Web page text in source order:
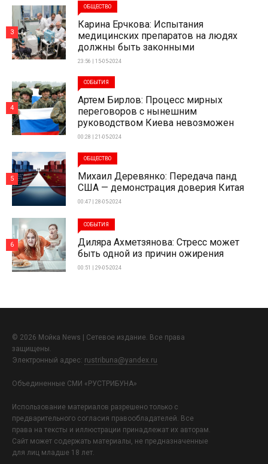
ОБЩЕСТВО
Карина Ерчкова: Испытания
медицинских препаратов на людях
должны быть законными
23:56 | 15-05-2024
3
СОБЫТИЯ
Артем Бирлов: Процесс мирных
переговоров с нынешним
руководством Киева невозможен
00:28 | 21-05-2024
4
ОБЩЕСТВО
Михаил Деревянко: Передача панд
США — демонстрация доверия Китая
00:47 | 28-05-2024
5
СОБЫТИЯ
Диляра Ахметзянова: Стресс может
быть одной из причин ожирения
00:51 | 29-05-2024
6
© 2026 Мойка News | Сетевое издание. Все права
защищены.
Электронный адрес: rustribuna@yandex.ru
Объединенные СМИ «РУСТРИБУНА»
Использование материалов разрешено только с
предварительного согласия правообладателей. Все
права на тексты и иллюстрации принадлежат их авторам.
Сайт может содержать материалы, не предназначенные
для лиц младше 18 лет.